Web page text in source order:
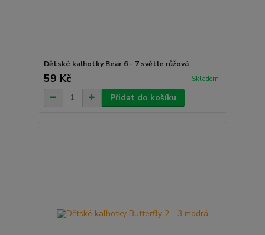
Dětské kalhotky Bear 6 - 7 světle růžová
59 Kč Skladem
Přidat do košíku